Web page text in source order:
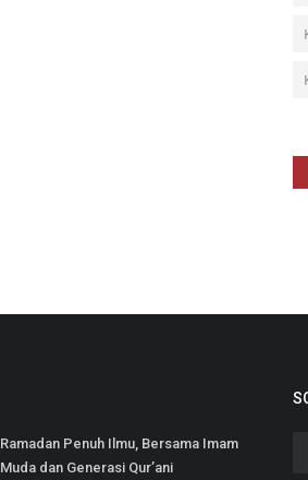
Ramadan Penuh Ilmu, Bersama Imam
Muda dan Generasi Qur’ani